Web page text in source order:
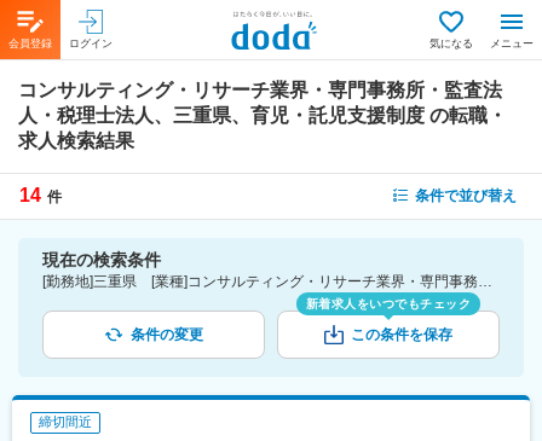
会員登録 ログイン 気になる メニュー
コンサルティング・リサーチ業界・専門事務所・監査法
人・税理士法人、三重県、育児・託児支援制度 の転職・
求人検索結果
14 件 条件で並び替え
現在の検索条件
[勤務地]三重県 [業種]コンサルティング・リサーチ業界・専門事務所・監査法人・税理士法人 [詳細条件](待遇・福利厚生)育児・託児支援制度
条件の変更
新着求人をいつでもチェック
この条件を保存
締切間近